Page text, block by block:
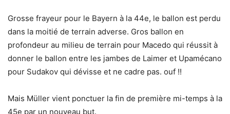
Grosse frayeur pour le Bayern à la 44e, le ballon est perdu
dans la moitié de terrain adverse. Gros ballon en
profondeur au milieu de terrain pour Macedo qui réussit à
donner le ballon entre les jambes de Laimer et Upamécano
pour Sudakov qui dévisse et ne cadre pas. ouf !!
Mais Müller vient ponctuer la fin de première mi-temps à la
45e par un nouveau but.